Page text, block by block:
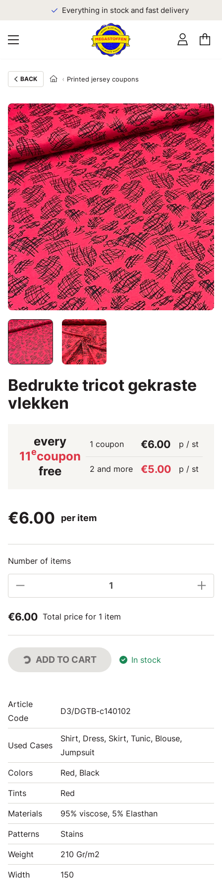
Everything in stock and fast delivery
BACK Printed jersey coupons
Bedrukte tricot gekraste
vlekken
every
11ecoupon
free
1 coupon €6.00 p / st
2 and more €5.00 p / st
€6.00 per item
Number of items
€6.00 Total price for 1 item
ADD TO CART In stock
Article
Code
D3/DGTB-c140102
Used Cases
Shirt, Dress, Skirt, Tunic, Blouse,
Jumpsuit
Colors Red, Black
Tints Red
Materials 95% viscose, 5% Elasthan
Patterns Stains
Weight 210 Gr/m2
Width 150